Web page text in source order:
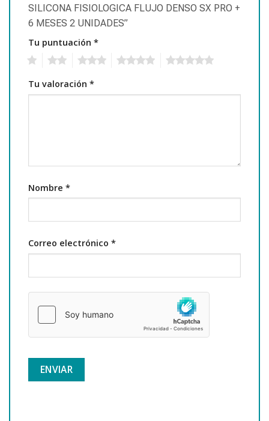
SILICONA FISIOLOGICA FLUJO DENSO SX PRO +
6 MESES 2 UNIDADES”
Tu puntuación *
Tu valoración *
Nombre *
Correo electrónico *